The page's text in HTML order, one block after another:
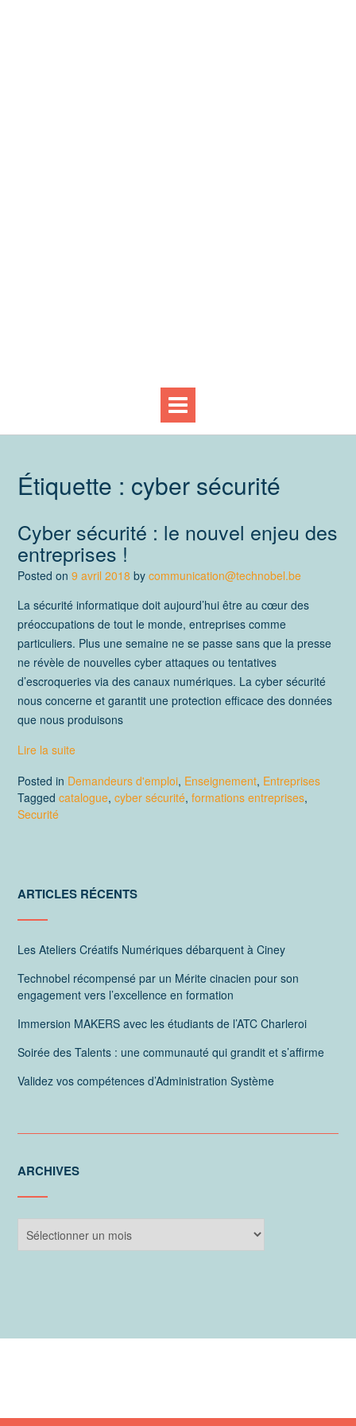
Étiquette : cyber sécurité
Cyber sécurité : le nouvel enjeu des
entreprises !
Posted on 9 avril 2018 by communication@technobel.be
La sécurité informatique doit aujourd’hui être au cœur des
préoccupations de tout le monde, entreprises comme
particuliers. Plus une semaine ne se passe sans que la presse
ne révèle de nouvelles cyber attaques ou tentatives
d’escroqueries via des canaux numériques. La cyber sécurité
nous concerne et garantit une protection efficace des données
que nous produisons
Lire la suite
Posted in Demandeurs d'emploi, Enseignement, Entreprises
Tagged catalogue, cyber sécurité, formations entreprises,
Securité
ARTICLES RÉCENTS
Les Ateliers Créatifs Numériques débarquent à Ciney
Technobel récompensé par un Mérite cinacien pour son
engagement vers l’excellence en formation
Immersion MAKERS avec les étudiants de l’ATC Charleroi
Soirée des Talents : une communauté qui grandit et s’affirme
Validez vos compétences d’Administration Système
ARCHIVES